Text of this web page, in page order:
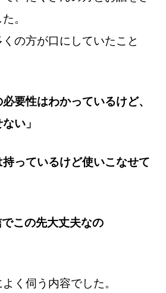
。
の方が口にしていたこと
必要性はわかっているけど、
い」
持っているけど使いこなせて
でこの先大丈夫なの
く伺う内容でした。